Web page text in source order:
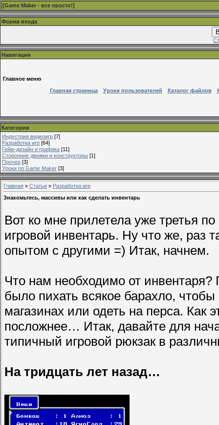
[Game Maker - все просто!]
Форма входа
Навигация
Главное меню
Главная страница
Уроки пользователей Каталог файлов
Категории
Индустрия видеоигр [7]
Разработка игр [64]
Гейм-дизайн и графика [11]
Сторонние движки и конструкторы [1]
Прочее [3]
Уроки по Game Maker [3]
Главная » Статьи » Разработка игр
Знакомьтесь, массивы или как сделать инвентарь
Вот ко мне прилетела уже третья
игровой инвентарь. Ну что же, раз
опытом с другими =) Итак, начнем.
Что нам необходимо от
было пихать всякое барахло,
магазинах или одеть на перса. Как
посложнее… Итак, давайте для
типичный игровой рюкзак в
На тридцать лет назад…